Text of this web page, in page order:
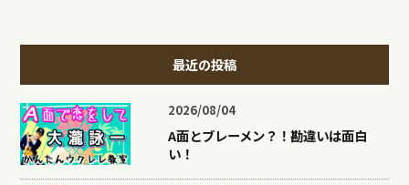
最近の投稿
2026/08/04
A面とブレーメン？！勘違いは面白
い！